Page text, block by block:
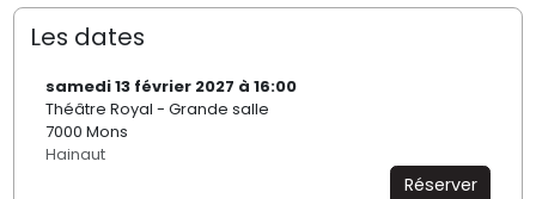
Les dates
samedi 13 février 2027 à 16:00
Théâtre Royal - Grande salle
7000 Mons
Hainaut
Réserver